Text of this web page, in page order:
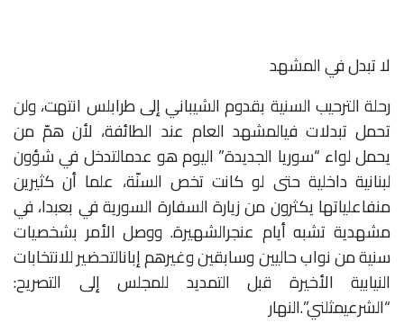
لا تبدل في المشهد
رحلةالترحيبالسنية بقدومالشيبانيإلىطرابلس انتهت،ولن
تحمل تبدلات فيالمشهد العام عند الطائفة، لأن همّ من
يحمللواء “سوريا الجديدة” اليومهو عدمالتدخلفيشؤون
لبنانية داخلية حتى لو كانت تخص السنّة، علما أن كثيرين
منفاعلياتهايكثرونمنزيارةالسفارة السوريةفي بعبدا،في
مشهدية تشبه أيام عنجرالشهيرة. ووصل الأمر بشخصيات
سنيةمننوابحاليينوسابقينوغيرهمإبانالتحضيرللانتخابات
النيابية
الأخيرة قبل التمديد للمجلس إلى
التصريح:
“الشرعيمثلني”.النهار